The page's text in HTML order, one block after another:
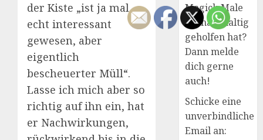
der Kiste „ist ja mal
echt interessant
gewesen, aber
eigentlich
bescheuerter Müll“.
Lasse ich mich aber so
richtig auf ihn ein, hat
er Nachwirkungen,
Magick Male
dir nachhaltig
geholfen hat?
Dann melde
dich gerne
auch!
Schicke eine
unverbindliche
Email an: